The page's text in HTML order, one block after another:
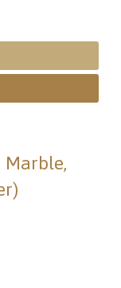
Marble,